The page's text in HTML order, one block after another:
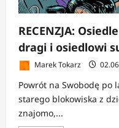
RECENZJA:
dragi i osiedlowi
Marek Tokarz
Powrót na Swobodę po
starego blokowiska z
znajomo,...